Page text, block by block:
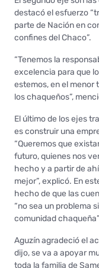
destacó el esfuerzo
parte de Nación en
confines del Chaco”.
“Tenemos la
excelencia para que
estemos, en el menor
los chaqueños”,
El último de los ejes
es construir una
“Queremos que
futuro, quienes nos
hecho y a partir de
mejor”, explicó. En
hecho de que las
“no sea un problema
comunidad
Aguzín agradeció el
dijo, se va a apoyar
toda la familia de